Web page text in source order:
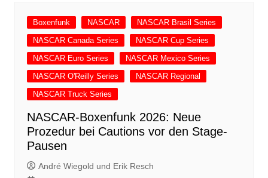
Boxenfunk NASCAR
NASCAR Brasil Series
NASCAR Canada Series
NASCAR Cup Series
NASCAR Euro Series
NASCAR Mexico Series
NASCAR O'Reilly Series
NASCAR Regional
NASCAR Truck Series
NASCAR-Boxenfunk 2026: Neue
Prozedur bei Cautions vor den Stage-
Pausen
André Wiegold und Erik Resch